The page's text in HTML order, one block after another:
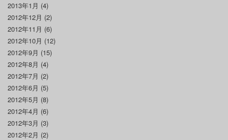
2013年1月 (4)
2012年12月 (2)
2012年11月 (6)
2012年10月 (12)
2012年9月 (15)
2012年8月 (4)
2012年7月 (2)
2012年6月 (5)
2012年5月 (8)
2012年4月 (6)
2012年3月 (3)
2012年2月 (2)